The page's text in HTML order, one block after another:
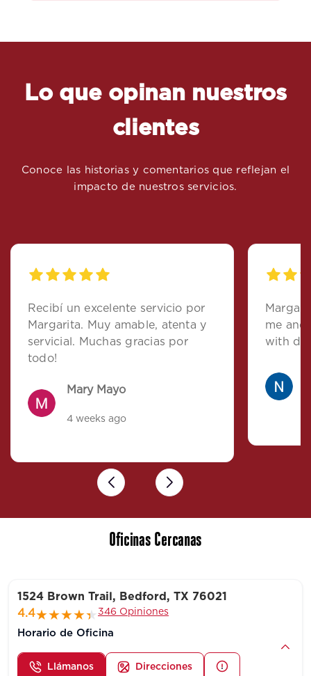
Lo que opinan nuestros
clientes
Conoce las historias y comentarios que reflejan el
impacto de nuestros servicios.
Recibí un excelente servicio por
Margarita. Muy amable, atenta y
servicial. Muchas gracias por
todo!
Mary Mayo
4 weeks ago
me and
with
Next
Previous
Oficinas Cercanas
1524 Brown Trail, Bedford, TX 76021
4.4
346 Opiniones
Horario de Oficina
Llámanos Direcciones